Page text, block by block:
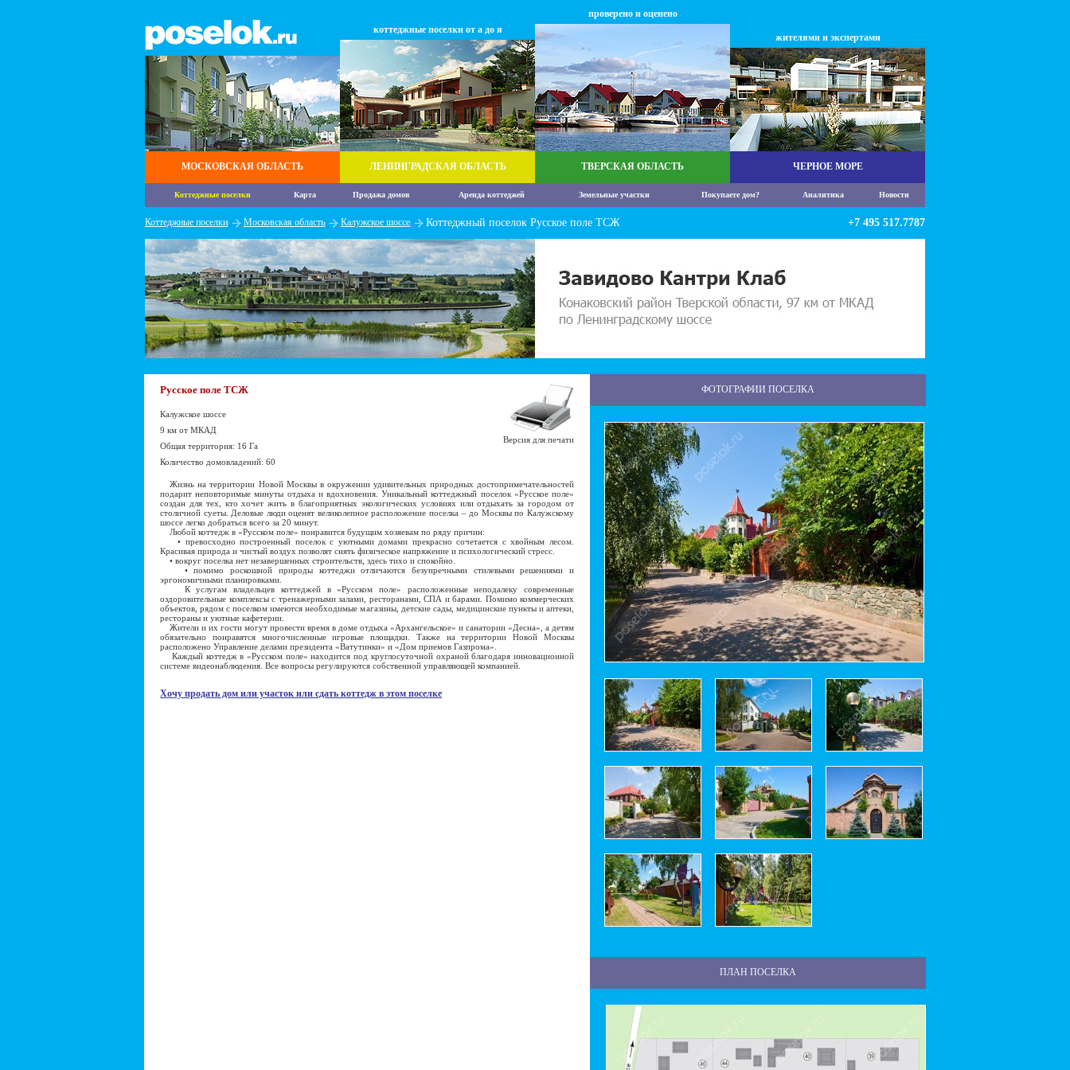
МОСКОВСКАЯ ОБЛАСТЬ
коттеджные поселки от а до я
ЛЕНИНГРАДСКАЯ ОБЛАСТЬ
проверено и оценено
ТВЕРСКАЯ ОБЛАСТЬ
жителями и экспертами
ЧЕРНОЕ МОРЕ
Коттеджные поселки Карта Продажа домов Аренда коттеджей Земельные участки Покупаете дом? Аналитика Новости
Коттеджные поселки Московская область Калужское шоссе Коттеджный поселок Русское поле ТСЖ +7 495 517.7787
Русское поле ТСЖ
Калужское шоссе
9 км от МКАД
Общая территория: 16 Га
Количество домовладений: 60
Версия для печати
Жизнь на территории Новой Москвы в окружении удивительных природных достопримечательностей
подарит неповторимые минуты отдыха и вдохновения. Уникальный коттеджный поселок «Русское поле»
создан для тех, кто хочет жить в благоприятных экологических условиях или отдыхать за городом от
столичной суеты. Деловые люди оценят великолепное расположение поселка – до Москвы по Калужскому
шоссе легко добраться всего за 20 минут.
Любой коттедж в «Русском поле» понравится будущим хозяевам по ряду причин:
• превосходно построенный поселок с уютными домами прекрасно сочетается с хвойным лесом.
Красивая природа и чистый воздух позволят снять физическое напряжение и психологический стресс.
• вокруг поселка нет незавершенных строительств, здесь тихо и спокойно.
• помимо роскошной природы коттеджи отличаются безупречными стилевыми решениями и
эргономичными планировками.
К услугам владельцев коттеджей в «Русском поле» расположенные неподалеку современные
оздоровительные комплексы с тренажерными залами, ресторанами, СПА и барами. Помимо коммерческих
объектов, рядом с поселком имеются необходимые магазины, детские сады, медицинские пункты и аптеки,
рестораны и уютные кафетерии.
Жители и их гости могут провести время в доме отдыха «Архангельское» и санатории «Десна», а детям
обязательно понравятся многочисленные игровые площадки. Также на территории Новой Москвы
расположено Управление делами президента «Ватутинки» и «Дом приемов Газпрома».
Каждый коттедж в «Русском поле» находится под круглосуточной охраной благодаря инновационной
системе видеонаблюдения. Все вопросы регулируются собственной управляющей компанией.
Хочу продать дом или участок или сдать коттедж в этом поселке
ФОТОГРАФИИ ПОСЕЛКА
ПЛАН ПОСЕЛКА